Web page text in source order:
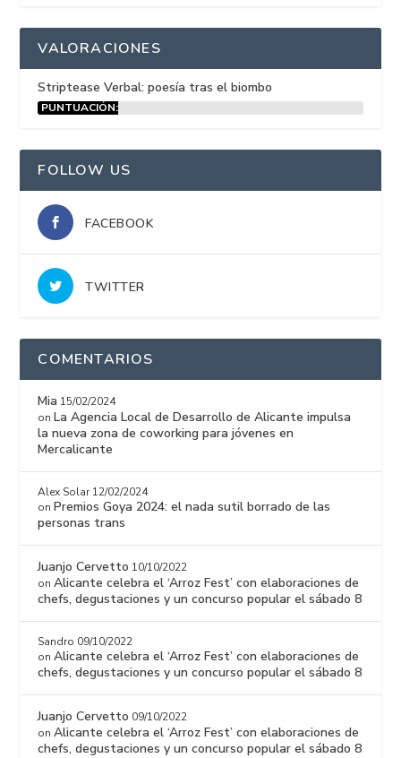
VALORACIONES
Striptease Verbal: poesía tras el biombo
PUNTUACIÓN:
FOLLOW US
FACEBOOK
TWITTER
COMENTARIOS
Mia 15/02/2024
onLa Agencia Local de Desarrollo de Alicante impulsa
la nueva zona de coworking para jóvenes en
Mercalicante
Alex Solar 12/02/2024
onPremios Goya 2024: el nada sutil borrado de las
personas trans
Juanjo Cervetto 10/10/2022
onAlicante celebra el ‘Arroz Fest’ con elaboraciones de
chefs, degustaciones y un concurso popular el sábado 8
Sandro 09/10/2022
onAlicante celebra el ‘Arroz Fest’ con elaboraciones de
chefs, degustaciones y un concurso popular el sábado 8
Juanjo Cervetto 09/10/2022
onAlicante celebra el ‘Arroz Fest’ con elaboraciones de
chefs, degustaciones y un concurso popular el sábado 8